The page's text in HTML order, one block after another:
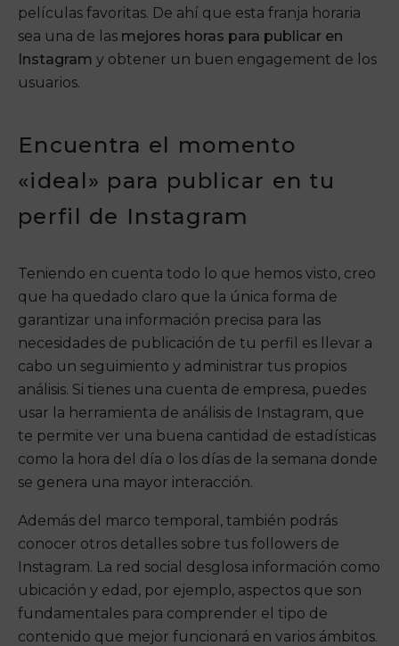
películas favoritas. De ahí que esta franja horaria
sea una de las mejores horas para publicar en
Instagram y obtener un buen engagement de los
usuarios.
Encuentra el momento
«ideal» para publicar en tu
perfil de Instagram
Teniendo en cuenta todo lo que hemos visto, creo
que ha quedado claro que la única forma de
garantizar una información precisa para las
necesidades de publicación de tu perfil es llevar a
cabo un seguimiento y administrar tus propios
análisis. Si tienes una cuenta de empresa, puedes
usar la herramienta de análisis de Instagram, que
te permite ver una buena cantidad de estadísticas
como la hora del día o los días de la semana donde
se genera una mayor interacción.
Además del marco temporal, también podrás
conocer otros detalles sobre tus followers de
Instagram. La red social desglosa información como
ubicación y edad, por ejemplo, aspectos que son
fundamentales para comprender el tipo de
contenido que mejor funcionará en varios ámbitos.